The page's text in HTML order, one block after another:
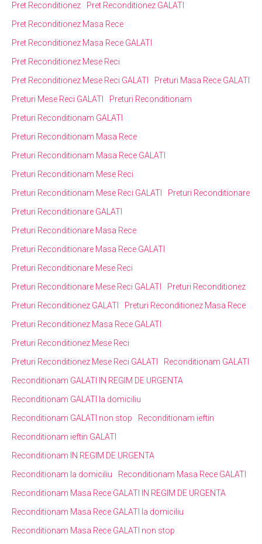
Pret Reconditionez
Pret Reconditionez GALATI
Pret Reconditionez Masa Rece
Pret Reconditionez Masa Rece GALATI
Pret Reconditionez Mese Reci
Pret Reconditionez Mese Reci GALATI
Preturi Masa Rece GALATI
Preturi Mese Reci GALATI
Preturi Reconditionam
Preturi Reconditionam GALATI
Preturi Reconditionam Masa Rece
Preturi Reconditionam Masa Rece GALATI
Preturi Reconditionam Mese Reci
Preturi Reconditionam Mese Reci GALATI
Preturi Reconditionare
Preturi Reconditionare GALATI
Preturi Reconditionare Masa Rece
Preturi Reconditionare Masa Rece GALATI
Preturi Reconditionare Mese Reci
Preturi Reconditionare Mese Reci GALATI
Preturi Reconditionez
Preturi Reconditionez GALATI
Preturi Reconditionez Masa Rece
Preturi Reconditionez Masa Rece GALATI
Preturi Reconditionez Mese Reci
Preturi Reconditionez Mese Reci GALATI
Reconditionam GALATI
Reconditionam GALATI IN REGIM DE URGENTA
Reconditionam GALATI la domiciliu
Reconditionam GALATI non stop
Reconditionam ieftin
Reconditionam ieftin GALATI
Reconditionam IN REGIM DE URGENTA
Reconditionam la domiciliu
Reconditionam Masa Rece GALATI
Reconditionam Masa Rece GALATI IN REGIM DE URGENTA
Reconditionam Masa Rece GALATI la domiciliu
Reconditionam Masa Rece GALATI non stop